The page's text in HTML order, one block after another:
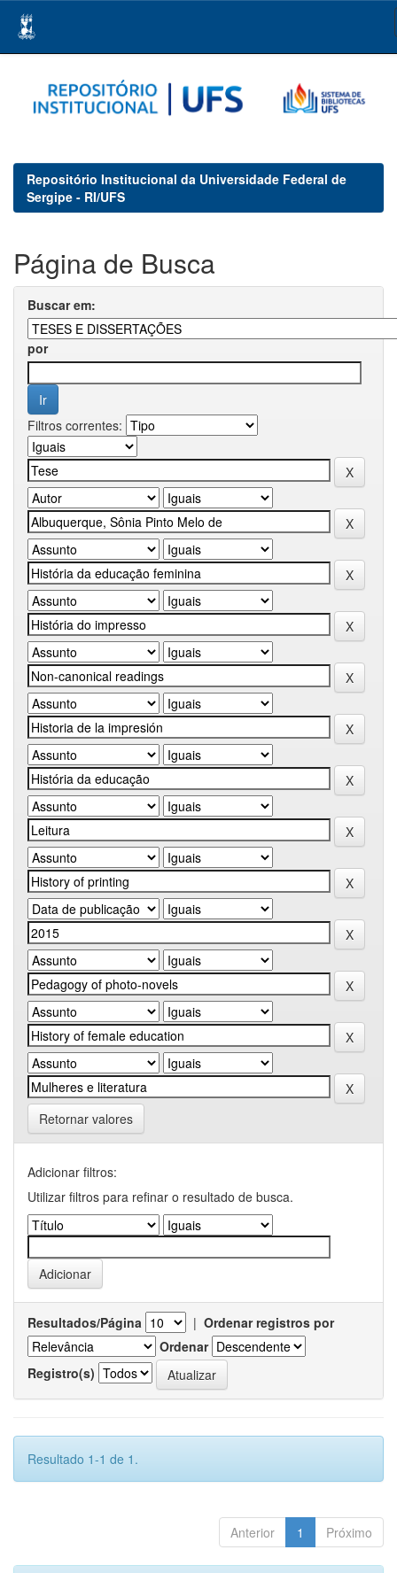
navigation
Repositório Institucional da Universidade Federal de
Sergipe - RI/UFS
Página de Busca
Buscar em:
por
Filtros correntes:
Retornar valores
Adicionar filtros:
Utilizar filtros para refinar o resultado de busca.
Resultados/Página | Ordenar registros por
Ordenar
Registro(s)
Resultado 1-1 de 1.
Anterior 1 Próximo